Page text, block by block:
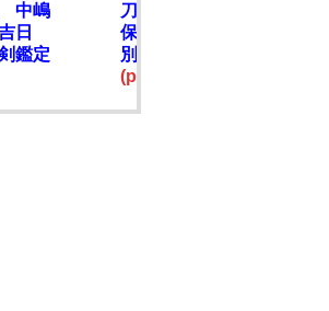
中嶋
日
鑑定
刀 水府住勝村徳勝作之
保忠光需 文久三年十一
別保存刀剣鑑定書 新々
(price)2,500,000円(JPY)